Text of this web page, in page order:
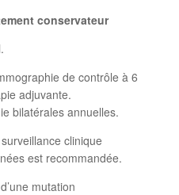
conservateur
de contrôle à 6
adjuvante.
bilatérales annuelles.
clinique
est recommandée.
mutation